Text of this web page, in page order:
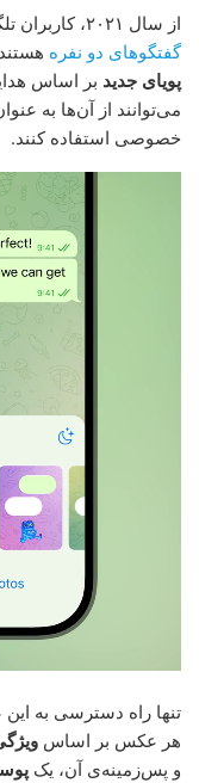
از سال ۲۰۲۱، کاربران تلگرام قادر به اعمال پوسته‌های مختلف در
گفتگوهای دو نفره
پویای جدید بر اساس
می‌توانند از آن‌ها به
خصوصی استفاده کنند.
تنها راه دسترسی به
هر عکس بر اساس
و پس‌زمینه‌ی آن، یک